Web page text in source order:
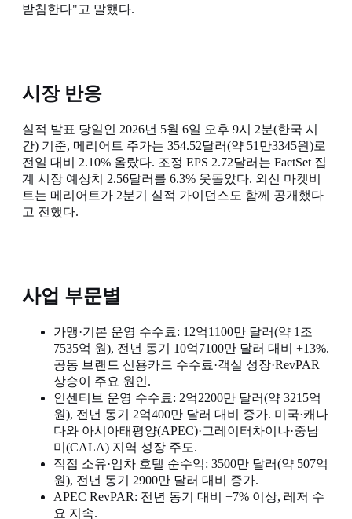
받침한다"고 말했다.
시장 반응
실적 발표 당일인 2026년 5월 6일 오후 9시 2분(한국 시
간) 기준, 메리어트 주가는 354.52달러(약 51만3345원)로
전일 대비 2.10% 올랐다. 조정 EPS 2.72달러는 FactSet 집
계 시장 예상치 2.56달러를 6.3% 웃돌았다. 외신 마켓비
트는 메리어트가 2분기 실적 가이던스도 함께 공개했다
고 전했다.
사업 부문별
가맹·기본 운영 수수료: 12억1100만 달러(약 1조
7535억 원), 전년 동기 10억7100만 달러 대비 +13%.
공동 브랜드 신용카드 수수료·객실 성장·RevPAR
상승이 주요 원인.
인센티브 운영 수수료: 2억2200만 달러(약 3215억
원), 전년 동기 2억400만 달러 대비 증가. 미국·캐나
다와 아시아태평양(APEC)·그레이터차이나·중남
미(CALA) 지역 성장 주도.
직접 소유·임차 호텔 순수익: 3500만 달러(약 507억
원), 전년 동기 2900만 달러 대비 증가.
APEC RevPAR: 전년 동기 대비 +7% 이상, 레저 수
요 지속.